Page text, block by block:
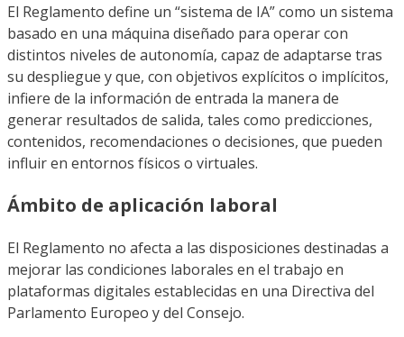
El Reglamento define un “sistema de IA” como un sistema
basado en una máquina diseñado para operar con
distintos niveles de autonomía, capaz de adaptarse tras
su despliegue y que, con objetivos explícitos o implícitos,
infiere de la información de entrada la manera de
generar resultados de salida, tales como predicciones,
contenidos, recomendaciones o decisiones, que pueden
influir en entornos físicos o virtuales.
Ámbito de aplicación laboral
El Reglamento no afecta a las disposiciones destinadas a
mejorar las condiciones laborales en el trabajo en
plataformas digitales establecidas en una Directiva del
Parlamento Europeo y del Consejo.